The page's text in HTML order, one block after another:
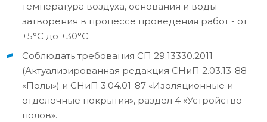
температура воздуха, основания и воды
затворения в процессе проведения работ - от
+5°С до +30°С.
Соблюдать требования СП 29.13330.2011
(Актуализированная редакция СНиП 2.03.13-88
«Полы») и СНиП 3.04.01-87 «Изоляционные и
отделочные покрытия», раздел 4 «Устройство
полов».